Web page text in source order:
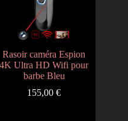
Rasoir caméra Espion
4K Ultra HD Wifi pour
barbe Bleu
155,00€